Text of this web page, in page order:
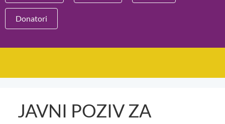
Donatori
JAVNI POZIV ZA